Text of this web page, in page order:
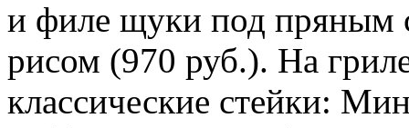
и филе щуки под пряным
рисом (970 руб.). На
классические стейки: